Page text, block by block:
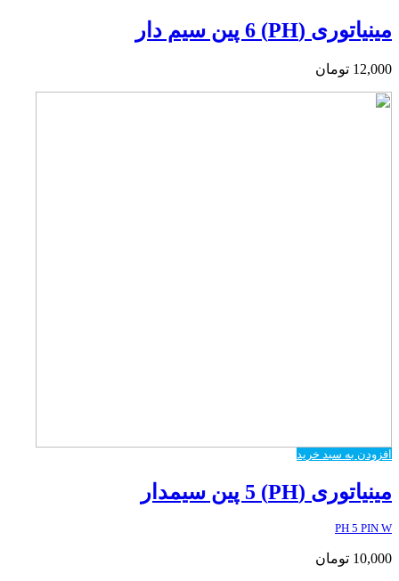
مینیاتوری (PH) 6 پین سیم دار
12,000 تومان
افزودن به سبد خرید
مینیاتوری (PH) 5 پین سیمدار
PH 5 PIN W
10,000 تومان